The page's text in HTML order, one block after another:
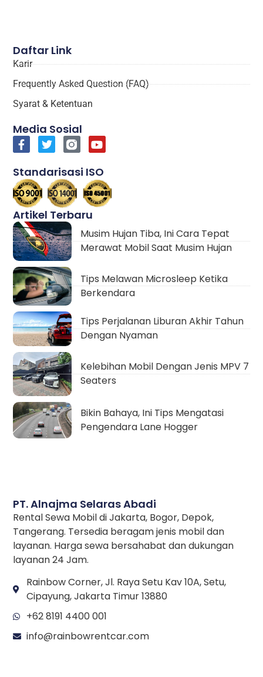
PT. Alnajma Selaras Abadi
Rental Sewa Mobil di Jakarta, Bogor, Depok,
Tangerang. Tersedia beragam jenis mobil dan
layanan. Harga sewa bersahabat dan dukungan
layanan 24 Jam.
Rainbow Corner, Jl. Raya Setu Kav 10A, Setu,
Cipayung, Jakarta Timur 13880
+62 8191 4400 001
info@rainbowrentcar.com
Artikel Terbaru
Musim Hujan Tiba, Ini Cara Tepat
Merawat Mobil Saat Musim Hujan
Tips Melawan Microsleep Ketika
Berkendara
Tips Perjalanan Liburan Akhir Tahun
Dengan Nyaman
Kelebihan Mobil Dengan Jenis MPV 7
Seaters
Bikin Bahaya, Ini Tips Mengatasi
Pengendara Lane Hogger
Daftar Link
Karir
Frequently Asked Question (FAQ)
Syarat & Ketentuan
Media Sosial
Standarisasi ISO